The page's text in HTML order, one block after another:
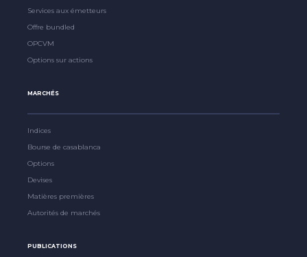
Services aux émetteurs
Offre bundled
OPCVM
Options sur actions
MARCHÉS
Indices
Bourse de casablanca
Options
Devises
Matières premières
Autorités de marchés
PUBLICATIONS